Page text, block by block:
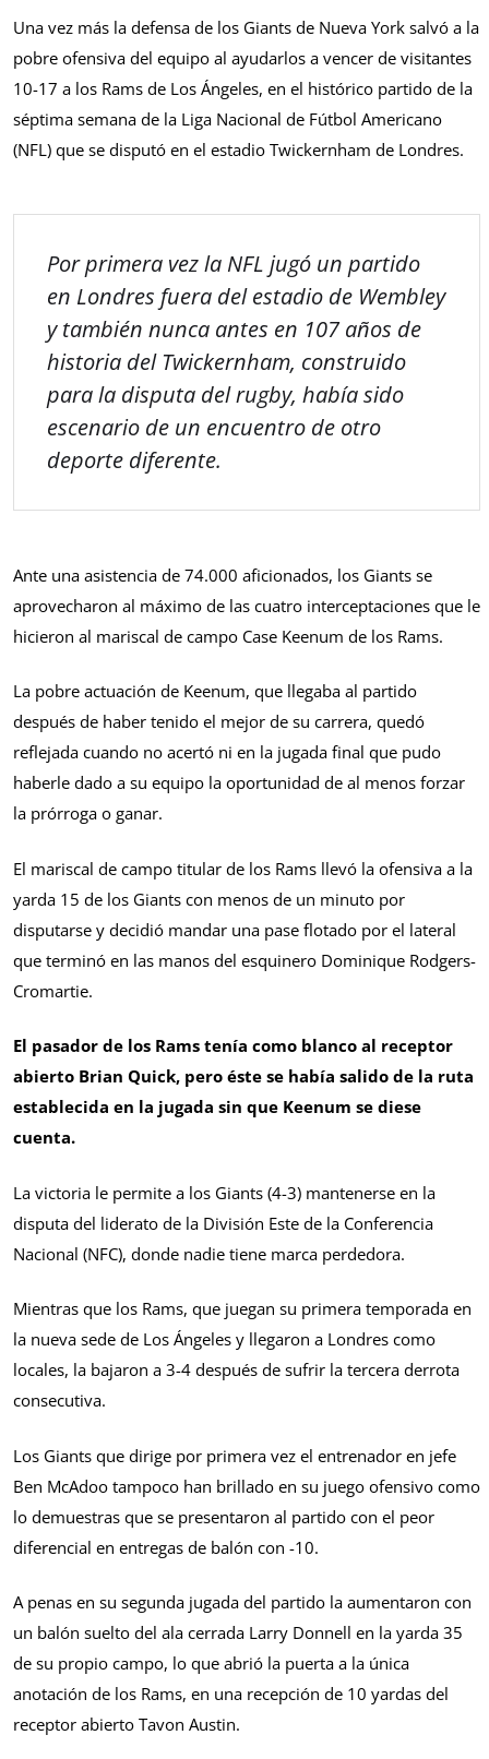
Una vez más la defensa de los Giants de Nueva York salvó a la
pobre ofensiva del equipo al ayudarlos a vencer de visitantes
10-17 a los Rams de Los Ángeles, en el histórico partido de la
séptima semana de la Liga Nacional de Fútbol Americano
(NFL) que se disputó en el estadio Twickernham de Londres.
Por primera vez la NFL jugó un partido
en Londres fuera del estadio de Wembley
y también nunca antes en 107 años de
historia del Twickernham, construido
para la disputa del rugby, había sido
escenario de un encuentro de otro
deporte diferente.
Ante una asistencia de 74.000 aficionados, los Giants se
aprovecharon al máximo de las cuatro interceptaciones que le
hicieron al mariscal de campo Case Keenum de los Rams.
La pobre actuación de Keenum, que llegaba al partido
después de haber tenido el mejor de su carrera, quedó
reflejada cuando no acertó ni en la jugada final que pudo
haberle dado a su equipo la oportunidad de al menos forzar
la prórroga o ganar.
El mariscal de campo titular de los Rams llevó la ofensiva a la
yarda 15 de los Giants con menos de un minuto por
disputarse y decidió mandar una pase flotado por el lateral
que terminó en las manos del esquinero Dominique Rodgers-
Cromartie.
El pasador de los Rams tenía como blanco al receptor
abierto Brian Quick, pero éste se había salido de la ruta
establecida en la jugada sin que Keenum se diese
cuenta.
La victoria le permite a los Giants (4-3) mantenerse en la
disputa del liderato de la División Este de la Conferencia
Nacional (NFC), donde nadie tiene marca perdedora.
Mientras que los Rams, que juegan su primera temporada en
la nueva sede de Los Ángeles y llegaron a Londres como
locales, la bajaron a 3-4 después de sufrir la tercera derrota
consecutiva.
Los Giants que dirige por primera vez el entrenador en jefe
Ben McAdoo tampoco han brillado en su juego ofensivo como
lo demuestras que se presentaron al partido con el peor
diferencial en entregas de balón con -10.
A penas en su segunda jugada del partido la aumentaron con
un balón suelto del ala cerrada Larry Donnell en la yarda 35
de su propio campo, lo que abrió la puerta a la única
anotación de los Rams, en una recepción de 10 yardas del
receptor abierto Tavon Austin.